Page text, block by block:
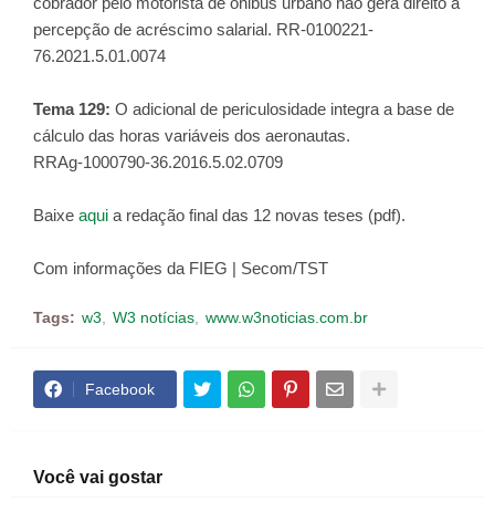
percepção de acréscimo salarial. RR-0100221-
76.2021.5.01.0074
Tema 129: O adicional de periculosidade integra a base de
cálculo das horas variáveis dos aeronautas.
RRAg-1000790-36.2016.5.02.0709
Baixe aqui a redação final das 12 novas teses (pdf).
Com informações da FIEG | Secom/TST
Tags: w3 W3 notícias www.w3noticias.com.br
Facebook
Você vai gostar